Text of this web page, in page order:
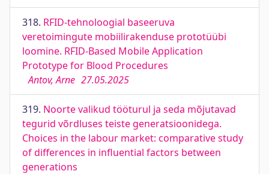
318. RFID-tehnoloogial baseeruva
veretoimingute mobiilirakenduse prototüübi
loomine. RFID-Based Mobile Application
Prototype for Blood Procedures
Antov, Arne 27.05.2025
319. Noorte valikud tööturul ja seda mõjutavad
tegurid võrdluses teiste generatsioonidega.
Choices in the labour market: comparative study
of differences in influential factors between
generations